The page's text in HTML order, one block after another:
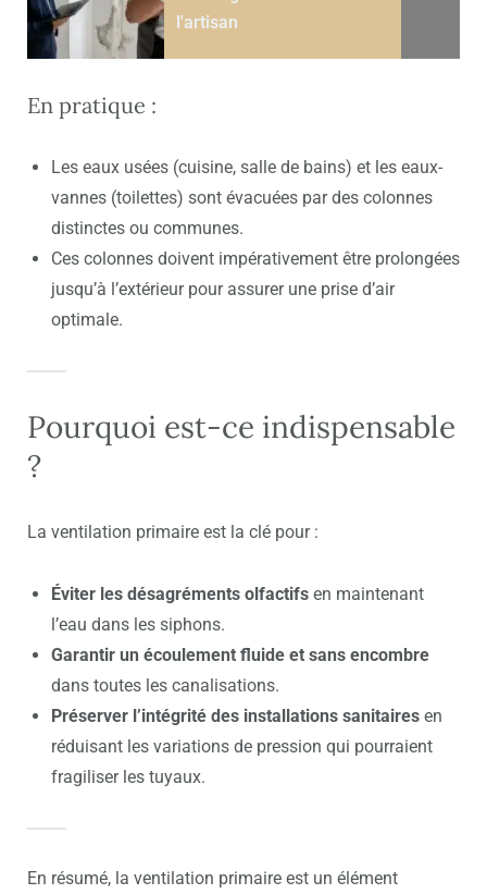
l'artisan
En pratique :
Les eaux usées (cuisine, salle de bains) et les eaux-
vannes (toilettes) sont évacuées par des colonnes
distinctes ou communes.
Ces colonnes doivent impérativement être prolongées
jusqu’à l’extérieur pour assurer une prise d’air
optimale.
Pourquoi est-ce indispensable
?
La ventilation primaire est la clé pour :
Éviter les désagréments olfactifs en maintenant
l’eau dans les siphons.
Garantir un écoulement fluide et sans encombre
dans toutes les canalisations.
Préserver l’intégrité des installations sanitaires en
réduisant les variations de pression qui pourraient
fragiliser les tuyaux.
En résumé, la ventilation primaire est un élément